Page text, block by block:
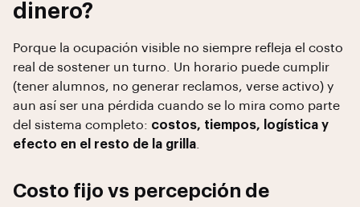
dinero?
Porque la ocupación visible no siempre refleja el costo
real de sostener un turno. Un horario puede cumplir
(tener alumnos, no generar reclamos, verse activo) y
aun así ser una pérdida cuando se lo mira como parte
del sistema completo: costos, tiempos, logística y
efecto en el resto de la grilla
Costo fijo vs percepción de